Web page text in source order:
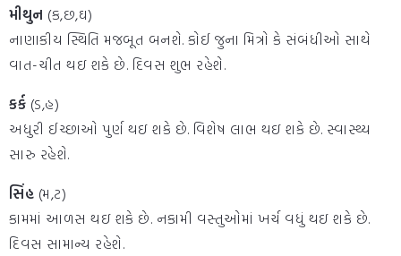
મીથુન (ક,છ,ઘ)
નાણાકીય સ્થિતિ મજબૂત બનશે. કોઈ જુના મિત્રો કે સંબંધીઓ સાથે
વાત-ચીત થઇ શકે છે. દિવસ શુભ રહેશે.
કર્ક (ડ,હ)
અધુરી ઈચ્છાઓ પુર્ણ થઇ શકે છે. વિશેષ લાભ થઇ શકે છે. સ્વાસ્થ્ય
સારુ રહેશે.
સિંહ (મ,ટ)
કામમાં આળસ થઇ શકે છે. નકામી વસ્તુઓમાં ખર્ચ વધું થઇ શકે છે.
દિવસ સામાન્ય રહેશે.